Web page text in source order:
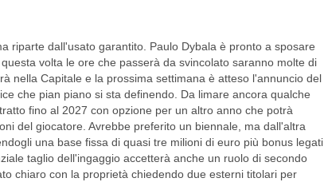
riparte dall'usato garantito. Paulo Dybala è pronto a sposare
volta le ore che passerà da svincolato saranno molte di
nella Capitale e la prossima settimana è atteso l'annuncio del
che pian piano si sta definendo. Da limare ancora qualche
fino al 2027 con opzione per un altro anno che potrà
del giocatore. Avrebbe preferito un biennale, ma dall'altra
una base fissa di quasi tre milioni di euro più bonus legati
taglio dell'ingaggio accetterà anche un ruolo di secondo
chiaro con la proprietà chiedendo due esterni titolari per